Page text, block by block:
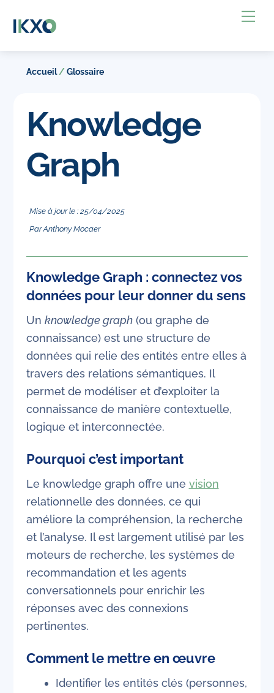
Accueil/ Glossaire
Knowledge
Graph
Mise à jour le : 25/04/2025
ParAnthony Mocaer
Knowledge Graph : connectez vos
données pour leur donner du sens
Un knowledge graph(ou graphe de
connaissance) est une structure de
données qui relie des entités entre elles à
travers des relations sémantiques. Il
permet de modéliser et d’exploiter la
connaissance de manière contextuelle,
logique et interconnectée.
Pourquoi c’est important
Le knowledge graph offre une vision
relationnelle des données, ce qui
améliore la compréhension, la recherche
et l’analyse. Il est largement utilisé par les
moteurs de recherche, les systèmes de
recommandation et les agents
conversationnels pour enrichir les
réponses avec des connexions
pertinentes.
Comment le mettre en œuvre
Identifier les entités clés (personnes,